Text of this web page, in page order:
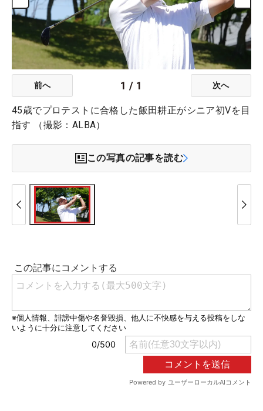
前へ 1 / 1 次へ
45歳でプロテストに合格した飯田耕正がシニア初Vを目
指す （撮影：ALBA）
この写真の記事を読む